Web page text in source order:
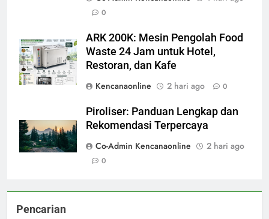
0
ARK 200K: Mesin Pengolah Food
Waste 24 Jam untuk Hotel,
Restoran, dan Kafe
Kencanaonline
2 hari ago 0
Piroliser: Panduan Lengkap dan
Rekomendasi Terpercaya
Co-Admin Kencanaonline
2 hari ago
0
Pencarian